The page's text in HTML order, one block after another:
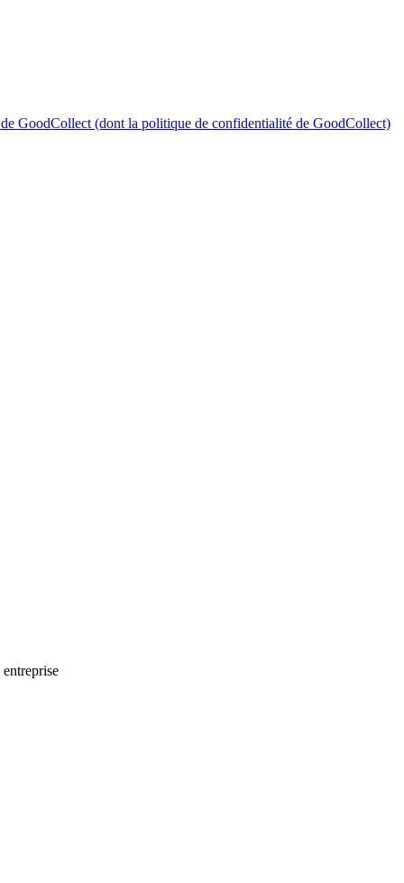
GoodCollect (dont la politique de confidentialité de GoodCollect)